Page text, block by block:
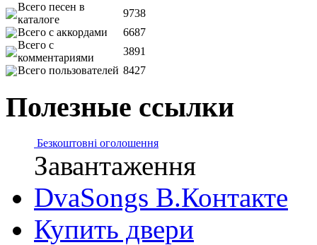
Всего песен в
каталоге
9738
Всего с аккордами
6687
Всего с
комментариями
3891
Всего пользователей 8427
Полезные ссылки
Безкоштовні оголошення
Завантаження
DvaSongs В.Контакте
Купить двери